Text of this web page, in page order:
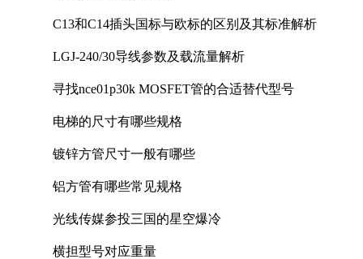
C13和C14插头国标与欧标的区别及其标准解析
LGJ-240/30导线参数及载流量解析
寻找nce01p30k MOSFET管的合适替代型号
电梯的尺寸有哪些规格
镀锌方管尺寸一般有哪些
铝方管有哪些常见规格
光线传媒参投三国的星空爆冷
横担型号对应重量